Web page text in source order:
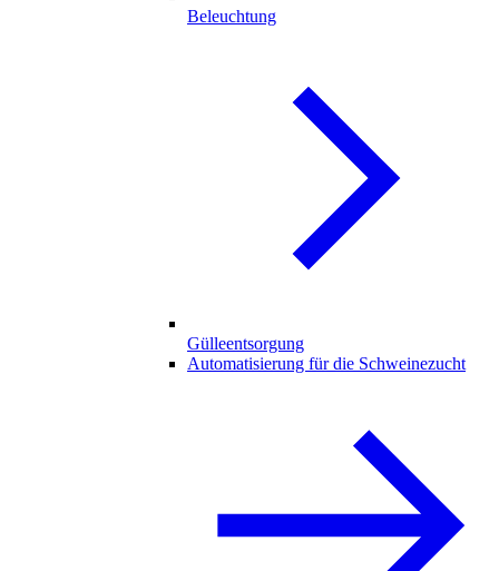
Beleuchtung
Gülleentsorgung
Automatisierung für die Schweinezucht